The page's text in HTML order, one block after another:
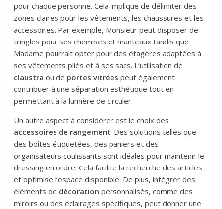
pour chaque personne. Cela implique de délimiter des
zones claires pour les vêtements, les chaussures et les
accessoires. Par exemple, Monsieur peut disposer de
tringles pour ses chemises et manteaux tandis que
Madame pourrait opter pour des étagères adaptées à
ses vêtements pliés et à ses sacs. L’utilisation de
claustra ou de portes vitrées peut également
contribuer à une séparation esthétique tout en
permettant à la lumière de circuler.
Un autre aspect à considérer est le choix des
accessoires de rangement. Des solutions telles que
des boîtes étiquetées, des paniers et des
organisateurs coulissants sont idéales pour maintenir le
dressing en ordre. Cela facilite la recherche des articles
et optimise l’espace disponible. De plus, intégrer des
éléments de décoration personnalisés, comme des
miroirs ou des éclairages spécifiques, peut donner une